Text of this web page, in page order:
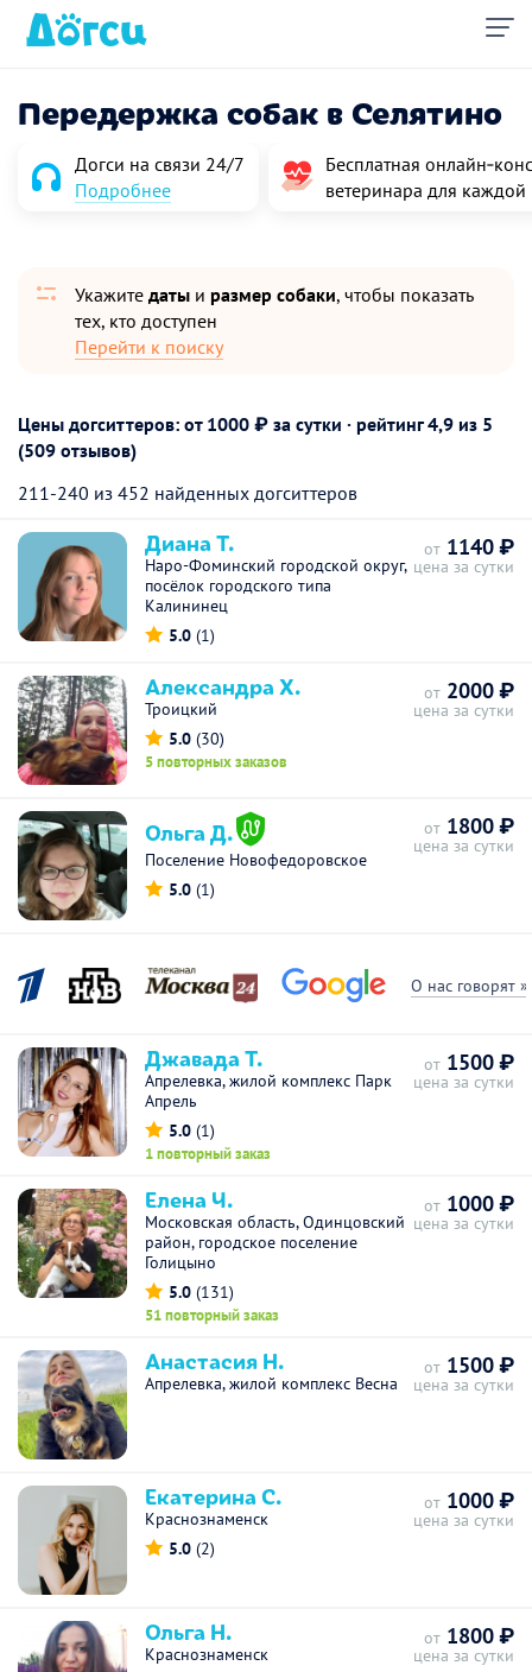
Передержка собак в Селятино
Догси на связи 24/7
Подробнее
Бесплатная
ветеринара для
Укажите даты и размер собаки, чтобы показать
тех, кто доступен
Перейти к поиску
Цены догситтеров: от 1000 ₽ за сутки · рейтинг4,9 из 5
(509 отзывов)
211-240 из 452 найденных догситтеров
Диана Т.
Наро-Фоминский городской округ,
посёлок городского типа
Калининец
5.0 (1)
от 1140 ₽
цена за сутки
Александра Х.
Троицкий
5.0 (30)
5 повторных заказов
от 2000 ₽
цена за сутки
Ольга Д.
Поселение Новофедоровское
5.0 (1)
от 1800 ₽
цена за сутки
О нас говорят »
Джавада Т.
Апрелевка, жилой комплекс Парк
Апрель
5.0 (1)
1 повторный заказ
от 1500 ₽
цена за сутки
Елена Ч.
Московская область, Одинцовский
район, городское поселение
Голицыно
5.0 (131)
51 повторный заказ
от 1000 ₽
цена за сутки
Анастасия Н.
Апрелевка, жилой комплекс Весна
от 1500 ₽
цена за сутки
Екатерина С.
Краснознаменск
5.0 (2)
от 1000 ₽
цена за сутки
Ольга Н.
Краснознаменск
от 1800 ₽
цена за сутки